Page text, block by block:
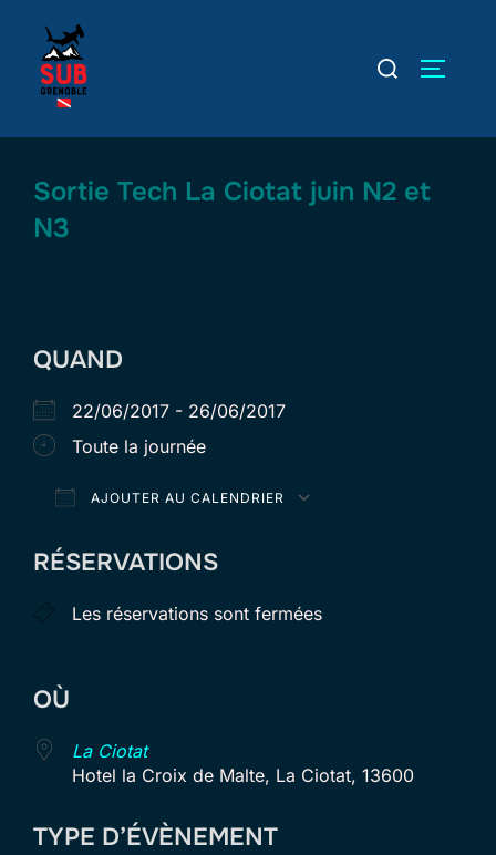
contenu
Rechercher :
Sortie Tech La Ciotat juin N2 et
N3
QUAND
22/06/2017 - 26/06/2017
Toute la journée
AJOUTER AU CALENDRIER
RÉSERVATIONS
Les réservations sont fermées
OÙ
La Ciotat
Hotel la Croix de Malte, La Ciotat, 13600
TYPE D’ÉVÈNEMENT